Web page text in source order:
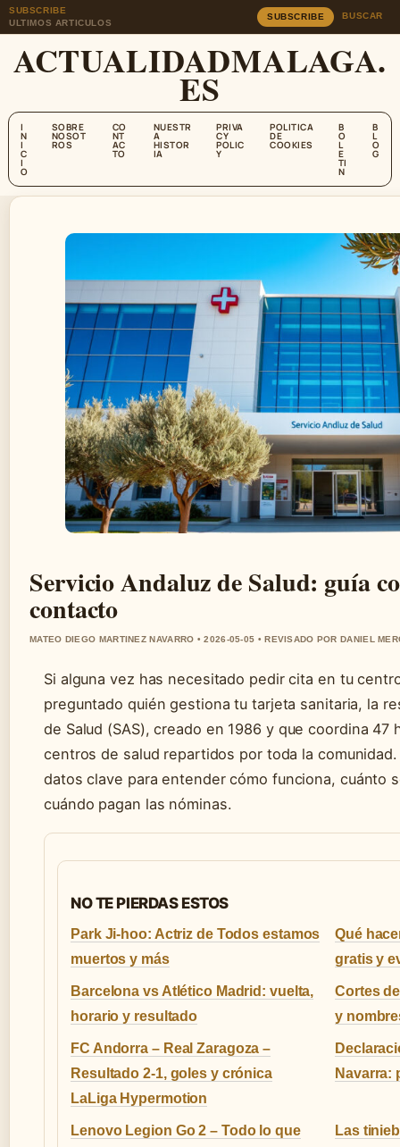
SUBSCRIBE
ULTIMOS ARTICULOS
SUBSCRIBE BUSCAR
ACTUALIDADMALAGA.
ES
I
N
I
C
I
O
SOBRE
NOSOT
ROS
CO
NT
AC
TO
NUESTR
A
HISTOR
IA
PRIVA
CY
POLIC
Y
POLITICA
DE
COOKIES
B
O
L
E
TI
N
B
L
O
G
Servicio Andaluz de Salud: guía
contacto
MATEO DIEGO MARTINEZ NAVARRO • 2026-05-05 • REVISADO POR DANIEL
Si alguna vez has necesitado pedir cita en tu
preguntado quién gestiona tu tarjeta sanitaria, la
de Salud (SAS), creado en 1986 y que coordina 47
centros de salud repartidos por toda la
datos clave para entender cómo funciona, cuánto
cuándo pagan las nóminas.
NO TE PIERDAS ESTOS
Park Ji-hoo: Actriz de Todos estamos
muertos y más
Qué
gratis y
Barcelona vs Atlético Madrid: vuelta,
horario y resultado
Cortes
y
FC Andorra – Real Zaragoza –
Resultado 2-1, goles y crónica
LaLiga Hypermotion
Navarra:
Lenovo Legion Go 2 – Todo lo que
Las